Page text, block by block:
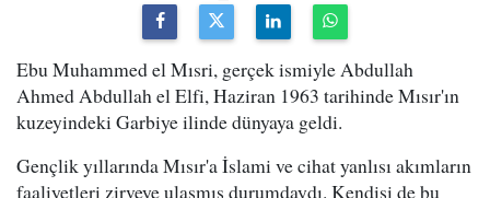
Ebu Muhammed el Mısri, gerçek ismiyle Abdullah
Ahmed Abdullah el Elfi, Haziran 1963 tarihinde Mısır'ın
kuzeyindeki Garbiye ilinde dünyaya geldi.
Gençlik yıllarında Mısır'a İslami ve cihat yanlısı akımların
faaliyetleri zirveye ulaşmış durumdaydı. Kendisi de bu